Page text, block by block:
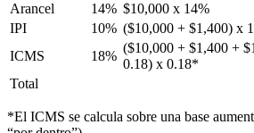
Arancel
14% $10,000 x 14%
IPI
10% ($10,000 + $1,400) x
ICMS
18%
($10,000 + $1,400 +
0.18) x 0.18*
Total
*El ICMS se calcula sobre una base